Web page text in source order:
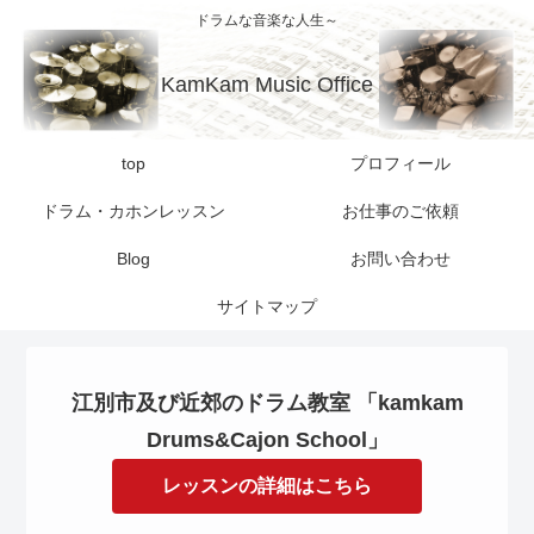
ドラムな音楽な人生～
KamKam Music Office
top プロフィール
ドラム・カホンレッスン お仕事のご依頼
Blog お問い合わせ
サイトマップ
江別市及び近郊のドラム教室 「kamkam
Drums&Cajon School」
レッスンの詳細はこちら